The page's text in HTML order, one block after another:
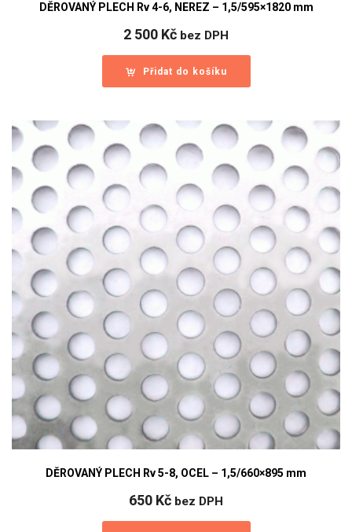
DĚROVANÝ PLECH Rv 4-6, NEREZ – 1,5/595×1820 mm
2 500 Kč bez DPH
Přidat do košíku
DĚROVANÝ PLECH Rv 5-8, OCEL – 1,5/660×895 mm
650 Kč bez DPH